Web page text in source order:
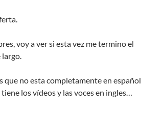
voy a ver si esta vez me termino el
largo.
que no esta completamente en español
los vídeos y las voces en ingles…